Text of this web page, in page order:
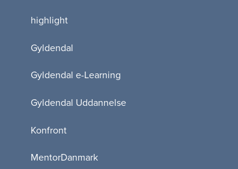
highlight
Gyldendal
Gyldendal e-Learning
Gyldendal Uddannelse
Konfront
MentorDanmark